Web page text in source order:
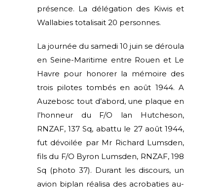
présence. La délégation des Kiwis et
Wallabies totalisait 20 personnes.
La journée du samedi 10 juin se déroula
en Seine-Maritime entre Rouen et Le
Havre pour honorer la mémoire des
trois pilotes tombés en août 1944. A
Auzebosc tout d’abord, une plaque en
l’honneur du F/O lan Hutcheson,
RNZAF, 137 Sq, abattu le 27 août 1944,
fut dévoilée par Mr Richard Lumsden,
fils du F/O Byron Lumsden, RNZAF, 198
Sq (photo 37). Durant les discours, un
avion biplan réalisa des acrobaties au-